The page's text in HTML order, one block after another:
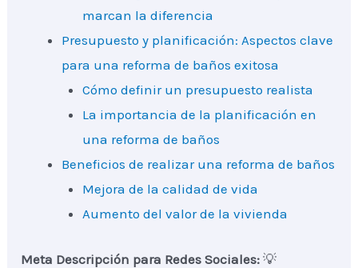
marcan la diferencia
Presupuesto y planificación: Aspectos clave
para una reforma de baños exitosa
Cómo definir un presupuesto realista
La importancia de la planificación en
una reforma de baños
Beneficios de realizar una reforma de baños
Mejora de la calidad de vida
Aumento del valor de la vivienda
Meta Descripción para Redes Sociales: 💡